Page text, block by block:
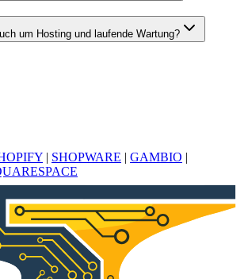
um Hosting und laufende Wartung?
| SHOPWARE | GAMBIO |